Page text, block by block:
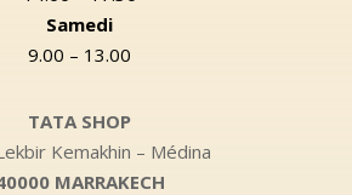
Samedi
9.00 – 13.00
TATA SHOP
Kemakhin – Médina
MARRAKECH